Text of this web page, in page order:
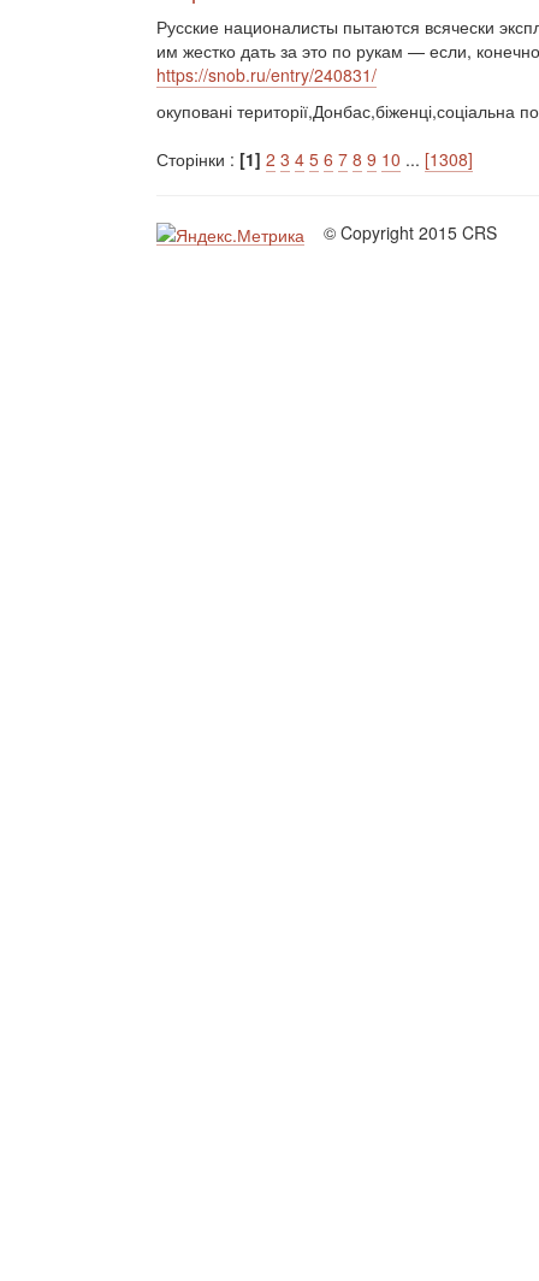
Русские националисты пытаются всячески
им жестко дать за это по рукам — если,
https://snob.ru/entry/240831/
окуповані території,Донбас,біженці,соціальна
Сторінки : [1] 2 3 4 5 6 7 8 9 10 ... [1308]
© Copyright 2015 CRS